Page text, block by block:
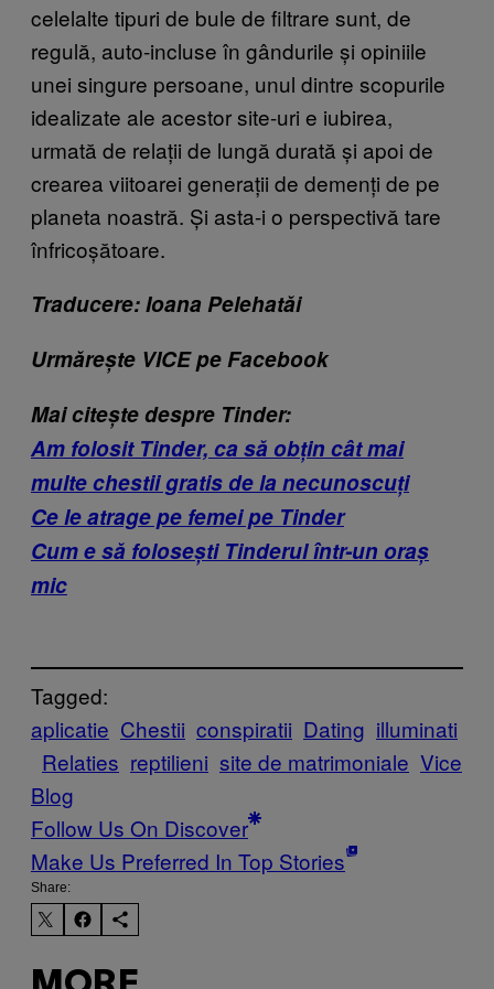
celelalte tipuri de bule de filtrare sunt, de
regulă, auto-incluse în gândurile și opiniile
unei singure persoane, unul dintre scopurile
idealizate ale acestor site-uri e iubirea,
urmată de relații de lungă durată și apoi de
crearea viitoarei generații de demenți de pe
planeta noastră. Și asta-i o perspectivă tare
înfricoșătoare.
Traducere: Ioana Pelehatăi
Urmărește VICE pe Facebook
Mai citește despre Tinder:
Am folosit Tinder, ca să obțin cât mai
multe chestii gratis de la necunoscuți
Ce le atrage pe femei pe Tinder
Cum e să folosești Tinderul într-un oraș
mic
Tagged:
aplicatie Chestii conspiratii Dating illuminati
Relaties reptilieni site de matrimoniale Vice
Blog
Follow Us On Discover
Make Us Preferred In Top Stories
Share: